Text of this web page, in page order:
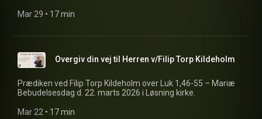
Mar 29 • 17 min
Overgiv din vej til Herren v/Filip Torp Kildeholm
Prædiken ved Filip Torp Kildeholm over Luk 1,46-55 – Mariæ
Bebudelsesdag d. 22. marts 2026 i Løsning kirke.
Mar 22 • 17 min